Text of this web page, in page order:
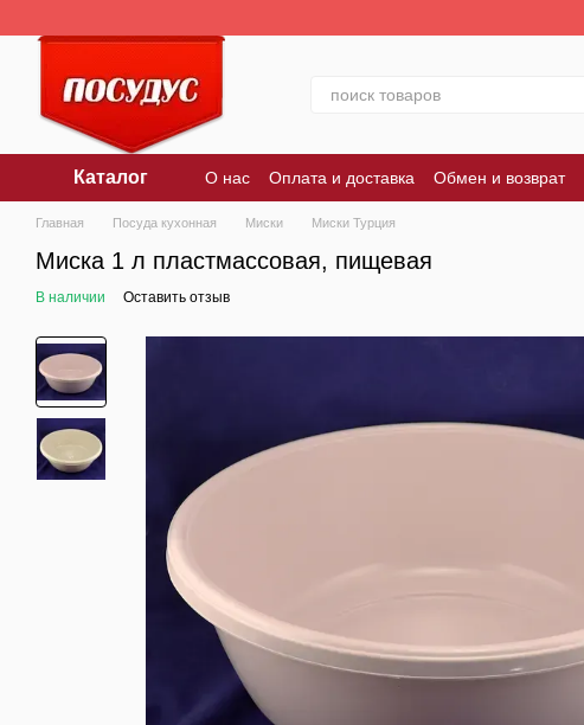
Каталог О нас Оплата и доставка Обмен и возврат
Главная Посуда кухонная Миски Миски Турция
Миска 1 л пластмассовая, пищевая
В наличии Оставить отзыв